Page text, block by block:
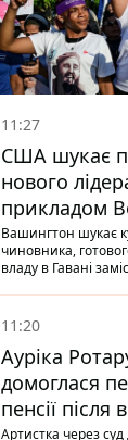
11:27
США шукає
нового
прикладом
Вашингтон шукає
чиновника,
владу в Гавані
11:20
Ауріка
домоглася
пенсії після
Артистка через